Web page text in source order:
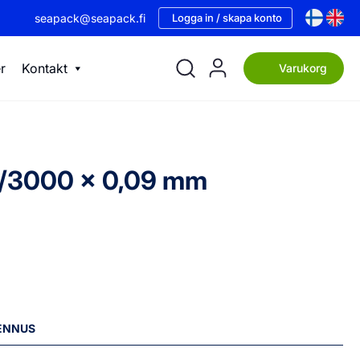
seapack@seapack.fi Logga in / skapa konto
Kontakt Varukorg
3000 x 0,09 mm